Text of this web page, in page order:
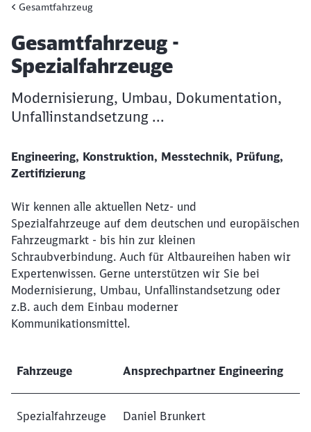
Gesamtfahrzeug
Artikel:
Gesamtfahrzeug -
Spezialfahrzeuge
Modernisierung, Umbau, Dokumentation,
Unfallinstandsetzung ...
Engineering, Konstruktion, Messtechnik, Prüfung,
Zertifizierung
Wir kennen alle aktuellen Netz- und
Spezialfahrzeuge auf dem deutschen und europäischen
Fahrzeugmarkt - bis hin zur kleinen
Schraubverbindung. Auch für Altbaureihen haben wir
Expertenwissen. Gerne unterstützen wir Sie bei
Modernisierung, Umbau, Unfallinstandsetzung oder
z.B. auch dem Einbau moderner
Kommunikationsmittel.
Fahrzeuge Ansprechpartner Engineering
Spezialfahrzeuge Daniel Brunkert